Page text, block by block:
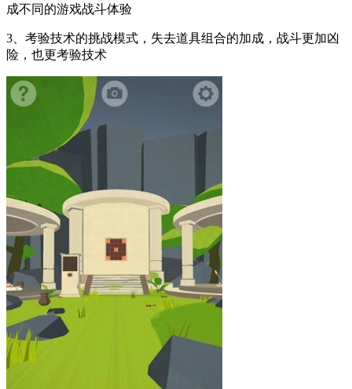
成不同的游戏战斗体验
3、考验技术的挑战模式，失去道具组合的加成，战斗更加凶
险，也更考验技术